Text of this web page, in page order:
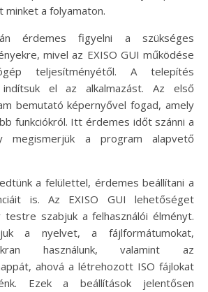
a folyamaton.
érdemes figyelni a szükséges
mivel az EXISO GUI működése
teljesítményétől. A telepítés
el az alkalmazást. Az első
bemutató képernyővel fogad, amely
funkciókról. Itt érdemes időt szánni a
megismerjük a program alapvető
a felülettel, érdemes beállítani a
is. Az EXISO GUI lehetőséget
szabjuk a felhasználói élményt.
a nyelvet, a fájlformátumokat,
használunk, valamint az
ahová a létrehozott ISO fájlokat
Ezek a beállítások jelentősen